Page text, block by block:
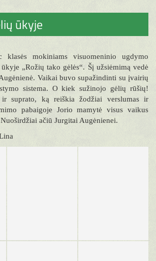
ūkyje
mokiniams visuomeninio ugdymo
„Rožių tako gėlės“. Šį užsiėmimą vedė
Vaikai buvo supažindinti su įvairių
sistema. O kiek sužinojo gėlių rūšių!
ir suprato, ką reiškia žodžiai verslumas ir
pabaigoje Jorio mamytė visus vaikus
ačiū Jurgitai Augėnienei.